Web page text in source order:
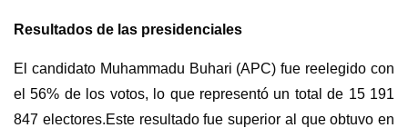
Resultados de las presidenciales
El candidato Muhammadu Buhari (APC) fue reelegido con
el 56% de los votos, lo que representó un total de 15 191
847 electores.Este resultado fue superior al que obtuvo en